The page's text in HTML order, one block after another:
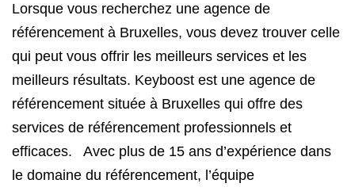
Lorsque vous recherchez une agence de
référencement à Bruxelles, vous devez trouver celle
qui peut vous offrir les meilleurs services et les
meilleurs résultats. Keyboost est une agence de
référencement située à Bruxelles qui offre des
services de référencement professionnels et
efficaces. Avec plus de 15 ans d’expérience dans
le domaine du référencement, l’équipe